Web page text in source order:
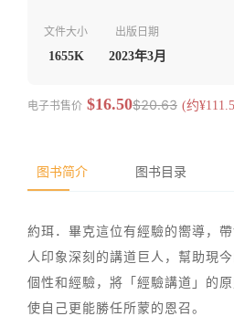
文件大小
1655K
出版日期
2023年3月
电子书售价 $16.50$20.63 (约
图书简介 图书目录
約珥．畢克這位有經驗的嚮導，
人印象深刻的講道巨人，幫助現
個性和經驗，將「經驗講道」的
使自己更能勝任所蒙的恩召。